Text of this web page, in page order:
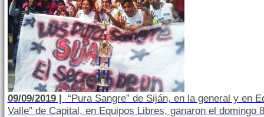
09/09/2019 | “Pura Sangre” de Siján, en la general y en
Valle” de Capital, en Equipos Libres, ganaron el domingo